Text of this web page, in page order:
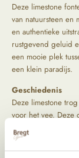
Deze limestone
van natuursteen
en authentieke
rustgevend geluid
een mooie plek
een klein paradijs.
Geschiedenis
Deze limestone
voor het vee. Deze
reizen zelf langs
Tijdens het